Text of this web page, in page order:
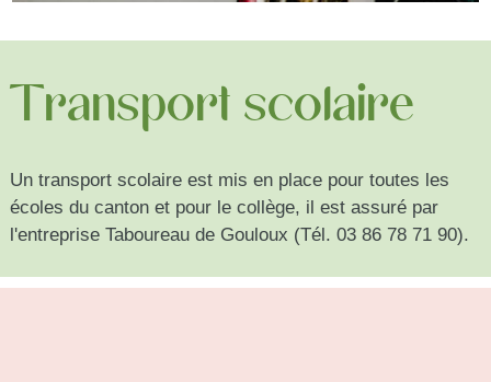
Transport scolaire
Un transport scolaire est mis en place pour toutes les
écoles du canton et pour le collège, il est assuré par
l'entreprise Taboureau de Gouloux (Tél. 03 86 78 71 90).